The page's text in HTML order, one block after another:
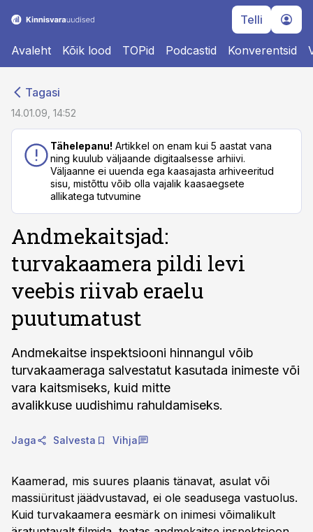
Telli
Avaleht Kõik lood TOPid Podcastid Konverentsid
Tagasi
14.01.09, 14:52
Tähelepanu! Artikkel on enam kui 5 aastat vana
ning kuulub väljaande digitaalsesse arhiivi.
Väljaanne ei uuenda ega kaasajasta arhiveeritud
sisu, mistõttu võib olla vajalik kaasaegsete
allikatega tutvumine
Andmekaitsjad:
turvakaamera pildi levi
veebis riivab eraelu
puutumatust
Andmekaitse inspektsiooni hinnangul võib
turvakaameraga salvestatut kasutada inimeste või
vara kaitsmiseks, kuid mitte
avalikkuse uudishimu rahuldamiseks.
Jaga Salvesta Vihja
Kaamerad, mis suures plaanis tänavat, asulat või
massiüritust jäädvustavad, ei ole seadusega vastuolus.
Kuid turvakaamera eesmärk on inimesi võimalikult